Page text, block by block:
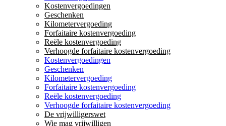
Kostenvergoedingen
Geschenken
Kilometervergoeding
Forfaitaire kostenvergoeding
Reële kostenvergoeding
Verhoogde forfaitaire kostenvergoeding
Kostenvergoedingen
Geschenken
Kilometervergoeding
Forfaitaire kostenvergoeding
Reële kostenvergoeding
Verhoogde forfaitaire kostenvergoeding
De vrijwilligerswet
Wie mag vrijwilligen